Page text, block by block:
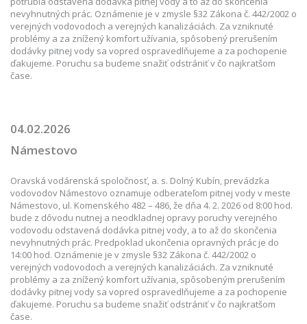
nevyhnutných prác. Oznámenie je v zmysle §32 Zákona č. 442/2002 o
verejných vodovodoch a verejných kanalizáciách. Za vzniknuté
problémy a za znížený komfort užívania, spôsobený prerušením
dodávky pitnej vody sa vopred ospravedlňujeme a za pochopenie
ďakujeme. Poruchu sa budeme snažiť odstrániť v čo najkratšom
čase.
04.02.2026
Námestovo
Oravská vodárenská spoločnosť, a. s. Dolný Kubín, prevádzka
vodovodov Námestovo oznamuje odberateľom pitnej vody v meste
Námestovo, ul. Komenského 482 – 486, že dňa 4. 2. 2026 od 8:00 hod.
bude z dôvodu nutnej a neodkladnej opravy poruchy verejného
vodovodu odstavená dodávka pitnej vody, a to až do skončenia
nevyhnutných prác. Predpoklad ukončenia opravných prác je do
14:00 hod. Oznámenie je v zmysle §32 Zákona č. 442/2002 o
verejných vodovodoch a verejných kanalizáciách. Za vzniknuté
problémy a za znížený komfort užívania, spôsobeným prerušením
dodávky pitnej vody sa vopred ospravedlňujeme a za pochopenie
ďakujeme. Poruchu sa budeme snažiť odstrániť v čo najkratšom
čase.